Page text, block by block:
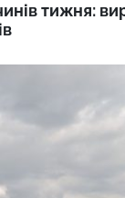
тижня: